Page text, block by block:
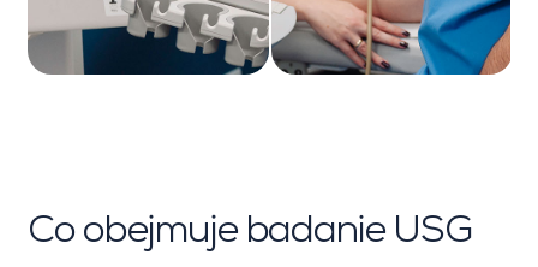
Co obejmuje badanie USG